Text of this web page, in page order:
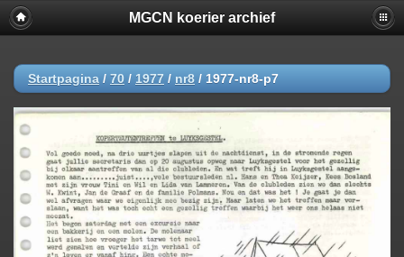
MGCN koerier archief
Startpagina / 70 / 1977 / nr8 / 1977-nr8-p7